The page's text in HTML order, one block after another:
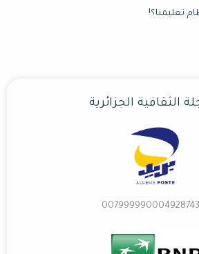
تعليمنا؟!
الثقافية الجزائرية